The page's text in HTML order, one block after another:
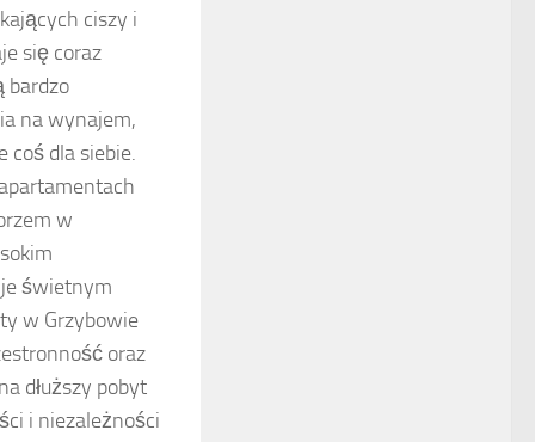
ciszy i
się coraz
bardzo
na wynajem,
coś dla siebie.
w
świetnym
w Grzybowie
oraz
dłuższy pobyt
i niezależności